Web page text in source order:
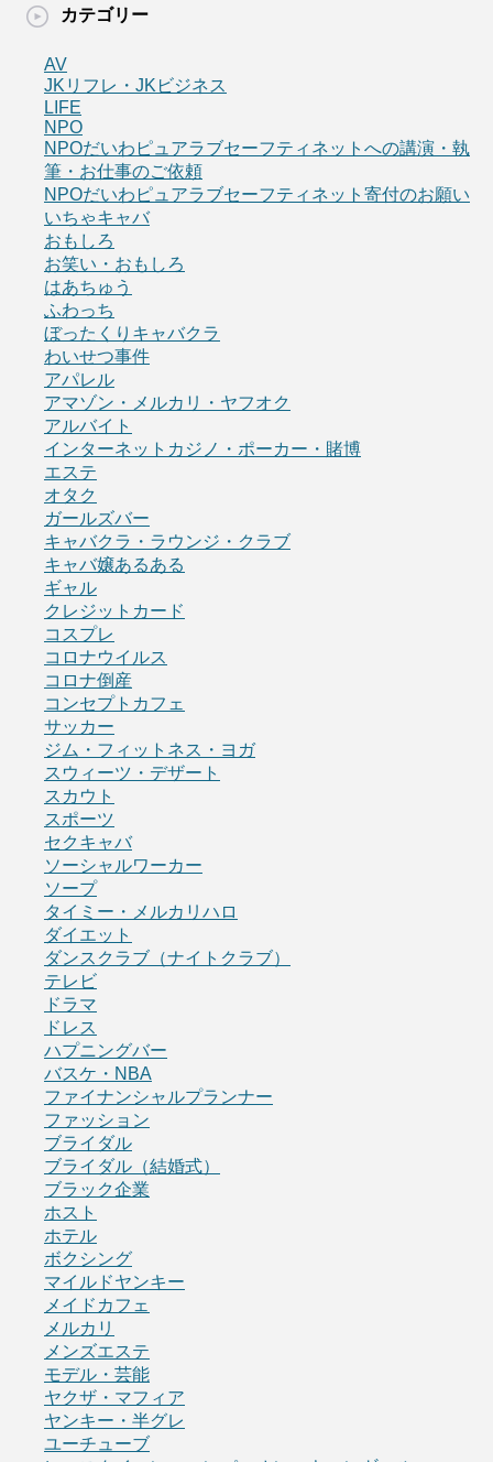
カテゴリー
AV
JKリフレ・JKビジネス
LIFE
NPO
NPOだいわピュアラブセーフティネットへの講演・執
筆・お仕事のご依頼
NPOだいわピュアラブセーフティネット寄付のお願い
いちゃキャバ
おもしろ
お笑い・おもしろ
はあちゅう
ふわっち
ぼったくりキャバクラ
わいせつ事件
アパレル
アマゾン・メルカリ・ヤフオク
アルバイト
インターネットカジノ・ポーカー・賭博
エステ
オタク
ガールズバー
キャバクラ・ラウンジ・クラブ
キャバ嬢あるある
ギャル
クレジットカード
コスプレ
コロナウイルス
コロナ倒産
コンセプトカフェ
サッカー
ジム・フィットネス・ヨガ
スウィーツ・デザート
スカウト
スポーツ
セクキャバ
ソーシャルワーカー
ソープ
タイミー・メルカリハロ
ダイエット
ダンスクラブ（ナイトクラブ）
テレビ
ドラマ
ドレス
ハプニングバー
バスケ・NBA
ファイナンシャルプランナー
ファッション
ブライダル
ブライダル（結婚式）
ブラック企業
ホスト
ホテル
ボクシング
マイルドヤンキー
メイドカフェ
メルカリ
メンズエステ
モデル・芸能
ヤクザ・マフィア
ヤンキー・半グレ
ユーチューブ